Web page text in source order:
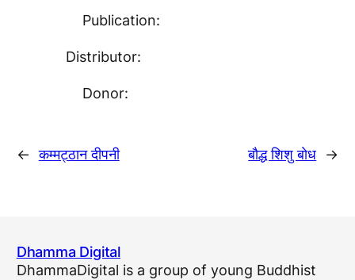
Publication:
Distributor:
Donor:
← कम्मट्ठान दीपनी बाैद्ध शिशु बाेध →
Dhamma Digital
DhammaDigital is a group of young Buddhist